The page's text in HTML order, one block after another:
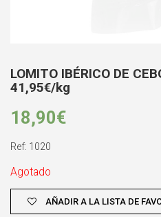
LOMITO IBÉRICO DE
41,95€/kg
18,90€
Ref: 1020
Agotado
AÑADIR A LA LISTA DE